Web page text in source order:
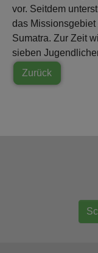
vor. Seitdem
das Missionsgebiet
Sumatra. Zur Zeit
sieben
Zurück